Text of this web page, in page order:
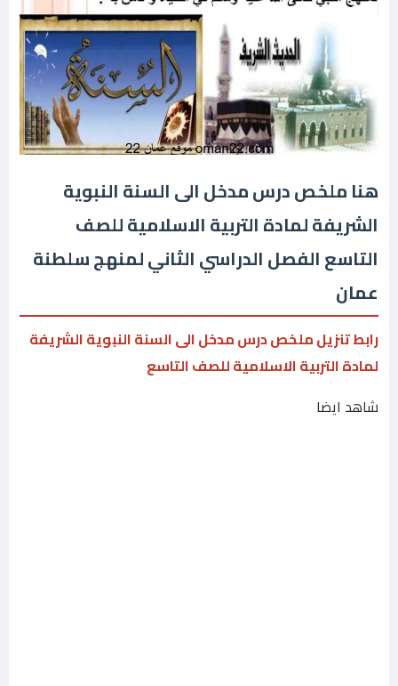
هنا ملخص درس مدخل الى السنة النبوية
الشريفة لمادة التربية الاسلامية للصف
التاسع الفصل الدراسي الثاني لمنهج سلطنة
عمان
رابط تنزيل ملخص درس مدخل الى السنة النبوية الشريفة
لمادة التربية الاسلامية للصف التاسع
شاهد ايضا